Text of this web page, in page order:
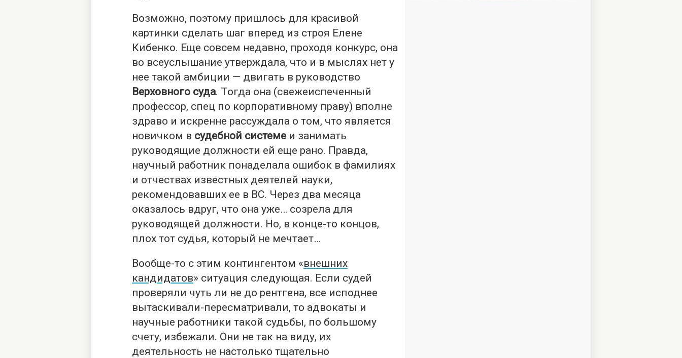
Возможно, поэтому пришлось для красивой
картинки сделать шаг вперед из строя Елене
Кибенко. Еще совсем недавно, проходя конкурс, она
во всеуслышание утверждала, что и в мыслях нет у
нее такой амбиции — двигать в руководство
Верховного суда. Тогда она (свежеиспеченный
профессор, спец по корпоративному праву) вполне
здраво и искренне рассуждала о том, что является
новичком в судебной системе и занимать
руководящие должности ей еще рано. Правда,
научный работник понаделала ошибок в фамилиях
и отчествах известных деятелей науки,
рекомендовавших ее в ВС. Через два месяца
оказалось вдруг, что она уже… созрела для
руководящей должности. Но, в конце-то концов,
плох тот судья, который не мечтает…
Вообще-то с этим контингентом «внешних
кандидатов» ситуация следующая. Если судей
проверяли чуть ли не до рентгена, все исподнее
вытаскивали-пересматривали, то адвокаты и
научные работники такой судьбы, по большому
счету, избежали. Они не так на виду, их
деятельность не настолько тщательно